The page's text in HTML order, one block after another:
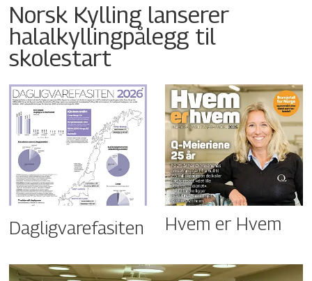
Norsk Kylling lanserer
halalkyllingpålegg til
skolestart
Dagligvarefasiten Hvem er Hvem